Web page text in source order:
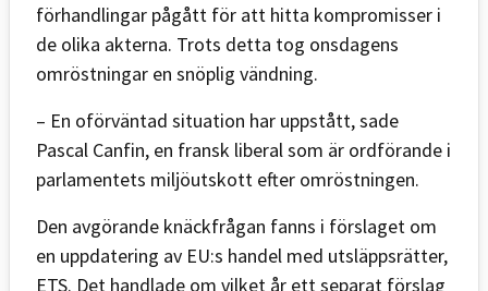
förhandlingar pågått för att hitta kompromisser i
de olika akterna. Trots detta tog onsdagens
omröstningar en snöplig vändning.
– En oförväntad situation har uppstått, sade
Pascal Canfin, en fransk liberal som är ordförande i
parlamentets miljöutskott efter omröstningen.
Den avgörande knäckfrågan fanns i förslaget om
en uppdatering av EU:s handel med utsläppsrätter,
ETS. Det handlade om vilket år ett separat förslag